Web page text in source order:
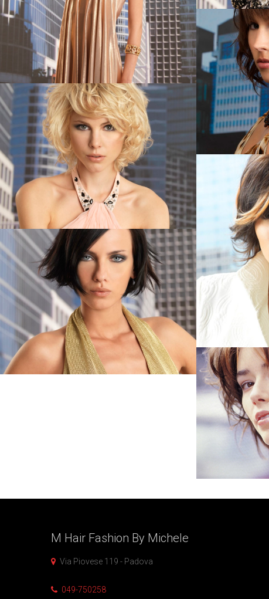
M Hair Fashion By Michele
Via Piovese 119 - Padova
049-750258